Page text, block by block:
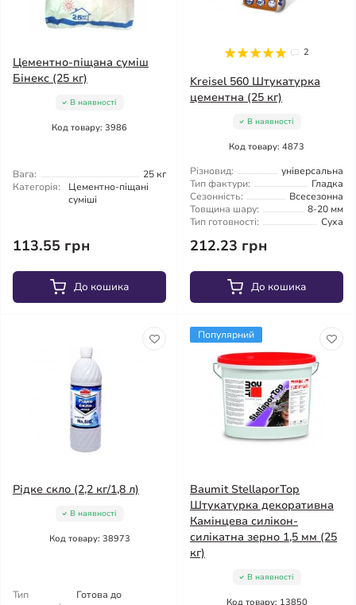
Цементно-піщана суміш
Бінекс (25 кг)
В наявності
Код товару: 3986
Вага:
25 кг
Категорія:
Цементно-піщані
суміші
113.55 грн
До кошика
2
Kreisel 560 Штукатурка
цементна (25 кг)
В наявності
Код товару: 4873
Різновид:
універсальна
Тип фактури:
Гладка
Сезонність:
Всесезонна
Товщина шару:
8-20 мм
Тип готовності:
Суха
212.23 грн
До кошика
Рідке скло (2,2 кг/1,8 л)
В наявності
Код товару: 38973
Тип
Готова до
Популярний
Baumit StellaporTop
Штукатурка декоративна
Камінцева силікон-
силікатна зерно 1,5 мм (25
кг)
В наявності
Код товару: 13850